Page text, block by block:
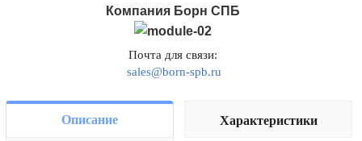
Компания Борн СПБ
Почта для связи:
sales@born-spb.ru
Описание Характеристики